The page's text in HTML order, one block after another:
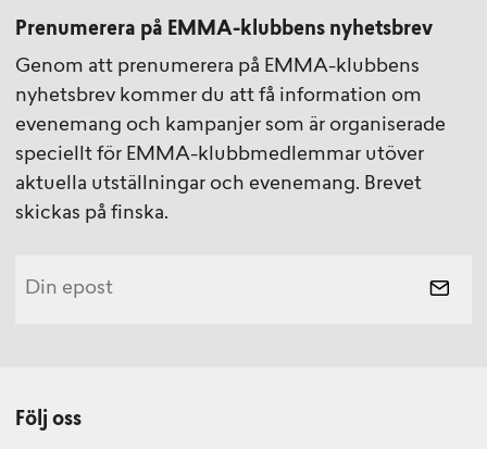
Prenumerera på EMMA-klubbens nyhetsbrev
Genom att prenumerera på EMMA-klubbens
nyhetsbrev kommer du att få information om
evenemang och kampanjer som är organiserade
speciellt för EMMA-klubbmedlemmar utöver
aktuella utställningar och evenemang. Brevet
skickas på finska.
Följ oss